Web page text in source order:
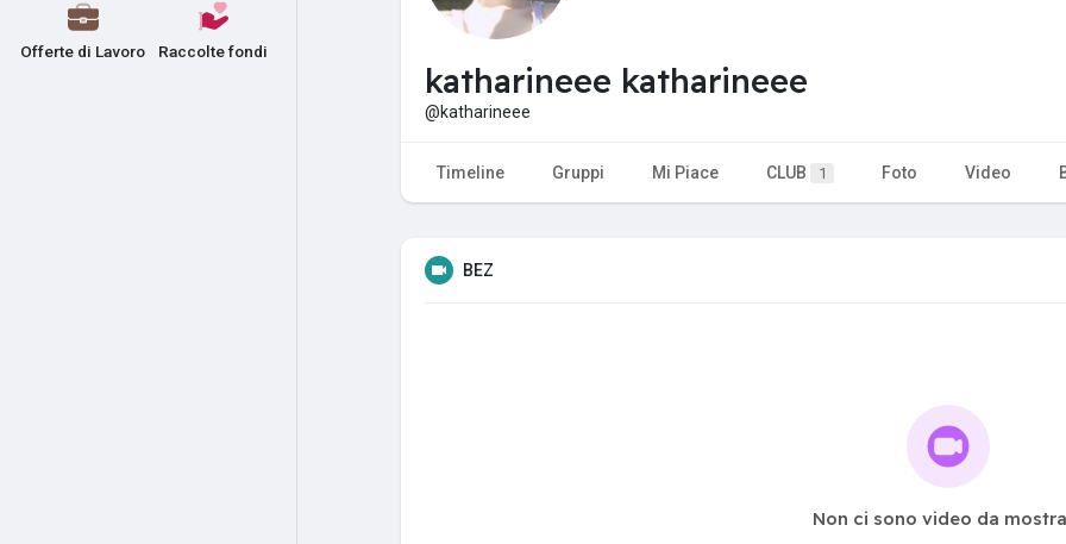
Offerte di Lavoro Raccolte fondi
katharineee katharineee
@katharineee
Timeline Gruppi Mi Piace CLUB 1 Foto Video
BEZ
Non ci sono video da